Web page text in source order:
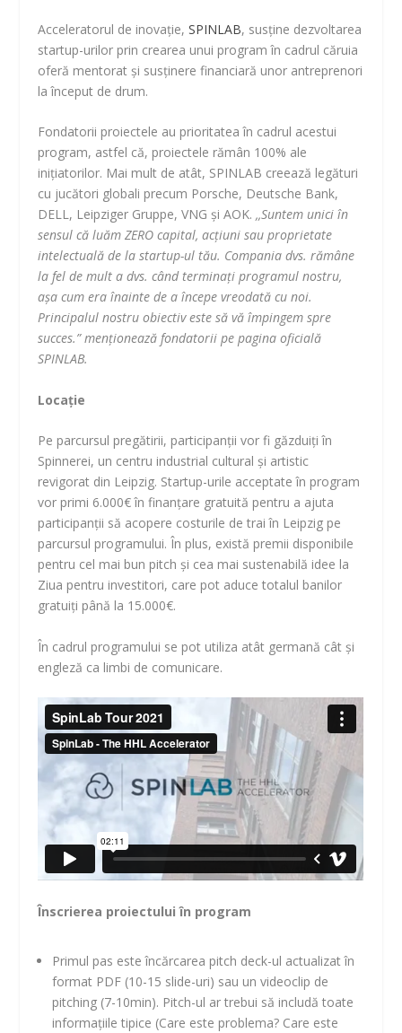
Acceleratorul de inovație, SPINLAB, susține dezvoltarea
startup-urilor prin crearea unui program în cadrul căruia
oferă mentorat și susținere financiară unor antreprenori
la început de drum.
Fondatorii proiectele au prioritatea în cadrul acestui
program, astfel că, proiectele rămân 100% ale
inițiatorilor. Mai mult de atât, SPINLAB creează legături
cu jucători globali precum Porsche, Deutsche Bank,
DELL, Leipziger Gruppe, VNG și AOK. ,,Suntem unici în
sensul că luăm ZERO capital, acțiuni sau proprietate
intelectuală de la startup-ul tău. Compania dvs. rămâne
la fel de mult a dvs. când terminați programul nostru,
așa cum era înainte de a începe vreodată cu noi.
Principalul nostru obiectiv este să vă împingem spre
succes.” menționează fondatorii pe pagina oficială
SPINLAB.
Locație
Pe parcursul pregătirii, participanții vor fi găzduiți în
Spinnerei, un centru industrial cultural și artistic
revigorat din Leipzig. Startup-urile acceptate în program
vor primi 6.000€ în finanțare gratuită pentru a ajuta
participanții să acopere costurile de trai în Leipzig pe
parcursul programului. În plus, există premii disponibile
pentru cel mai bun pitch și cea mai sustenabilă idee la
Ziua pentru investitori, care pot aduce totalul banilor
gratuiți până la 15.000€.
În cadrul programului se pot utiliza atât germană cât și
engleză ca limbi de comunicare.
Înscrierea proiectului în program
Primul pas este încărcarea pitch deck-ul actualizat în
format PDF (10-15 slide-uri) sau un videoclip de
pitching (7-10min). Pitch-ul ar trebui să includă toate
informațiile tipice (Care este problema? Care este